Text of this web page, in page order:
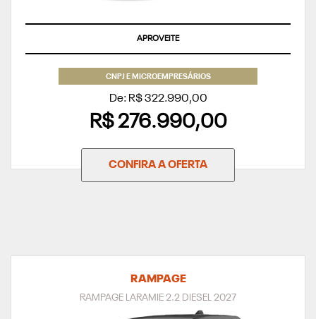
APROVEITE
CNPJ E MICROEMPRESÁRIOS
De: R$ 322.990,00
R$ 276.990,00
CONFIRA A OFERTA
RAMPAGE
RAMPAGE LARAMIE 2.2 DIESEL 2027